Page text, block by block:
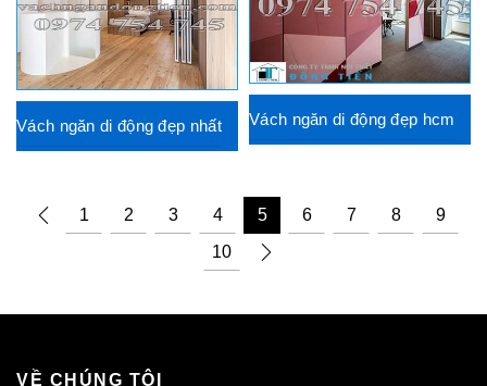
Vách ngăn di động đẹp hcm
Vách ngăn di động đẹp nhất
1 2 3 4 5 6 7 8
9
10
VỀ CHÚNG TÔI